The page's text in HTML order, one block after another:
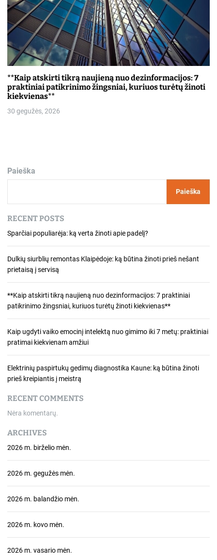
**Kaip atskirti tikrą naujieną nuo dezinformacijos: 7
praktiniai patikrinimo žingsniai, kuriuos turėtų žinoti
kiekvienas**
30 gegužės, 2026
Paieška
Paieška
RECENT POSTS
Sparčiai populiarėja: ką verta žinoti apie padelį?
Dulkių siurblių remontas Klaipėdoje: ką būtina žinoti prieš nešant
prietaisą į servisą
**Kaip atskirti tikrą naujieną nuo dezinformacijos: 7 praktiniai
patikrinimo žingsniai, kuriuos turėtų žinoti kiekvienas**
Kaip ugdyti vaiko emocinį intelektą nuo gimimo iki 7 metų: praktiniai
pratimai kiekvienam amžiui
Elektrinių paspirtukų gedimų diagnostika Kaune: ką būtina žinoti
prieš kreipiantis į meistrą
RECENT COMMENTS
Nėra komentarų.
ARCHIVES
2026 m. birželio mėn.
2026 m. gegužės mėn.
2026 m. balandžio mėn.
2026 m. kovo mėn.
2026 m. vasario mėn.